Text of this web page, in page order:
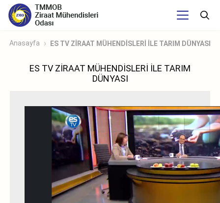
Anasayfa ES TV ZİRAAT MÜHENDİSLERİ İLE TARIM DÜNYASI
ES TV ZİRAAT MÜHENDİSLERİ İLE TARIM
DÜNYASI